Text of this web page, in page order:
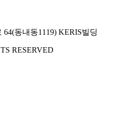
동내동1119) KERIS빌딩
RESERVED